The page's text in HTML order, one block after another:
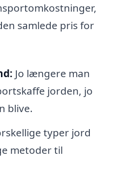
samlede pris for
Jo længere man
jorden, jo
blive.
typer jord
metoder til